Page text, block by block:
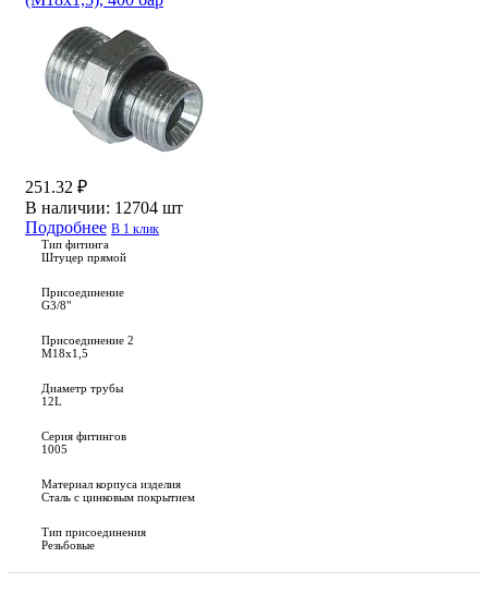
251.32 ₽
В наличии: 12704 шт
Подробнее В 1 клик
Тип фитинга
Штуцер прямой
Присоединение
G3/8"
Присоединение 2
M18x1,5
Диаметр трубы
12L
Серия фитингов
1005
Материал корпуса изделия
Сталь с цинковым покрытием
Тип присоединения
Резьбовые